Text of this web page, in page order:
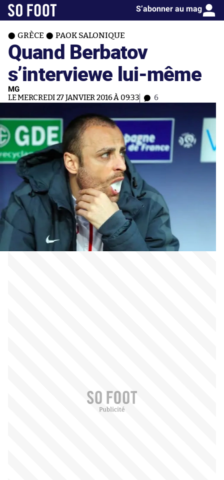
S’abonner au mag
GRÈCE PAOK SALONIQUE
Quand Berbatov
s’interviewe lui-même
MG
LE MERCREDI 27 JANVIER 2016 À 09:33 6